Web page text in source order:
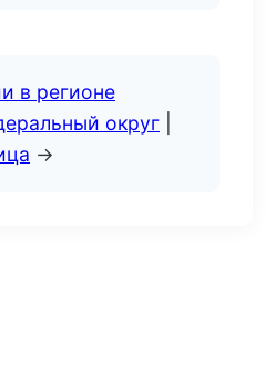
в регионе
округ
→